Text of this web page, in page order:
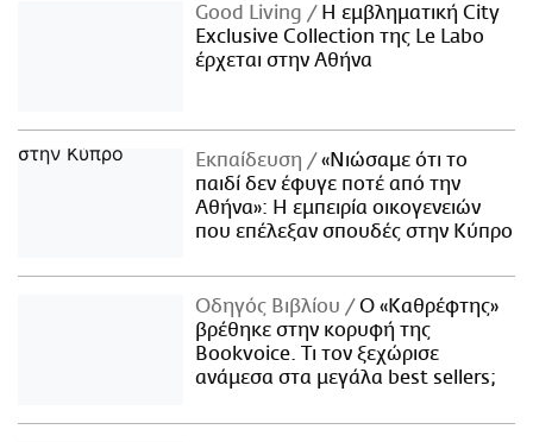
Good Living
Η εμβληματική City
Exclusive Collection της Le Labo
έρχεται στην Αθήνα
Εκπαίδευση
«Νιώσαμε ότι το
παιδί δεν έφυγε ποτέ από την
Αθήνα»: Η εμπειρία οικογενειών
που επέλεξαν σπουδές στην Κύπρο
Οδηγός Βιβλίου
Ο «Καθρέφτης»
βρέθηκε στην κορυφή της
Bookvoice. Τι τον ξεχώρισε
ανάμεσα στα μεγάλα best sellers;